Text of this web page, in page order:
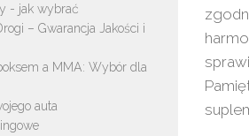
- jak wybrać
– Gwarancja Jakości i
a MMA: Wybór dla
auta